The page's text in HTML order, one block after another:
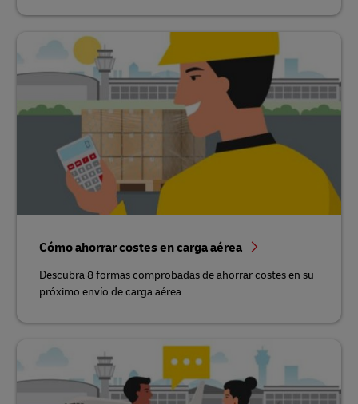
Cómo ahorrar costes en carga aérea
Descubra 8 formas comprobadas de ahorrar costes en su
próximo envío de carga aérea